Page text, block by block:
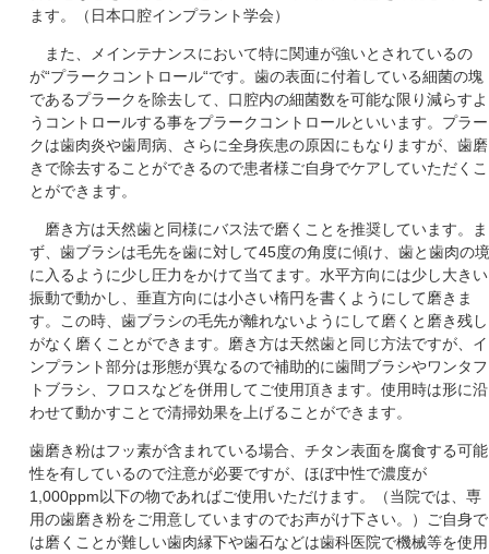
ます。（日本口腔インプラント学会）
また、メインテナンスにおいて特に関連が強いとされているの
が“プラークコントロール“です。歯の表面に付着している細菌の塊
であるプラークを除去して、口腔内の細菌数を可能な限り減らすよ
うコントロールする事をプラークコントロールといいます。プラー
クは歯肉炎や歯周病、さらに全身疾患の原因にもなりますが、歯磨
きで除去することができるので患者様ご自身でケアしていただくこ
とができます。
磨き方は天然歯と同様にバス法で磨くことを推奨しています。ま
ず、歯ブラシは毛先を歯に対して45度の角度に傾け、歯と歯肉の
に入るように少し圧力をかけて当てます。水平方向には少し大きい
振動で動かし、垂直方向には小さい楕円を書くようにして磨きま
す。この時、歯ブラシの毛先が離れないようにして磨くと磨き残し
がなく磨くことができます。磨き方は天然歯と同じ方法ですが、イ
ンプラント部分は形態が異なるので補助的に歯間ブラシやワンタフ
トブラシ、フロスなどを併用してご使用頂きます。使用時は形に沿
わせて動かすことで清掃効果を上げることができます。
歯磨き粉はフッ素が含まれている場合、チタン表面を腐食する可能
性を有しているので注意が必要ですが、ほぼ中性で濃度が
1,000ppm以下の物であればご使用いただけます。（当院では、専
用の歯磨き粉をご用意していますのでお声がけ下さい。）ご自身で
は磨くことが難しい歯肉縁下や歯石などは歯科医院で機械等を使用